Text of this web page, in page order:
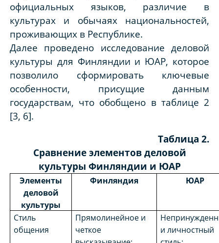
официальных языков, различие в
культурах и обычаях национальностей,
проживающих в Республике.
Далее проведено исследование деловой
культуры для Финляндии и ЮАР, которое
позволило сформировать ключевые
особенности, присущие данным
государствам, что обобщено в таблице 2
[3, 6].
Таблица 2.
Сравнение элементов деловой
культуры Финляндии и ЮАР
Элементы
деловой
культуры
Финляндия ЮАР
Стиль
общения
Прямолинейное и
четкое
и личностный